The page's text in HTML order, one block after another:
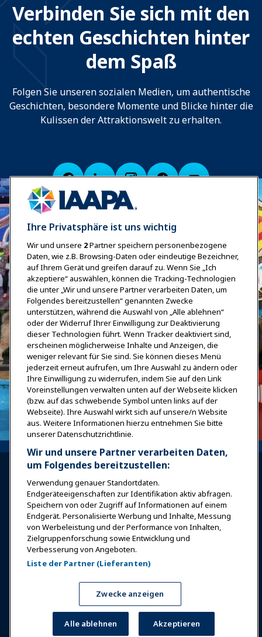
Verbinden Sie sich mit den
echten Geschichten hinter
dem Spaß
Folgen Sie unseren sozialen Medien, um authentische
Geschichten, besondere Momente und Blicke hinter die
Kulissen der Attraktionswelt zu erhalten.
Anmelden Jetzt beitreten
Auszeichnungen Karrieren
Kontakt
Expos & Veranstaltungen
News & Funwelt
Ihre Privatsphäre ist uns wichtig
Wir und unsere 2Partner speichern personenbezogene
Daten, wie z.B. Browsing-Daten oder eindeutige Bezeichner,
auf Ihrem Gerät und greifen darauf zu. Wenn Sie „Ich
akzeptiere“ auswählen, können die Tracking-Technologien
die unter „Wir und unsere Partner verarbeiten Daten, um
Folgendes bereitzustellen“ genannten Zwecke
unterstützen, während die Auswahl von „Alle ablehnen“
oder der Widerruf Ihrer Einwilligung zur Deaktivierung
dieser Technologien führt. Wenn Tracker deaktiviert sind,
erscheinen möglicherweise Inhalte und Anzeigen, die
weniger relevant für Sie sind. Sie können dieses Menü
jederzeit erneut aufrufen, um Ihre Auswahl zu ändern oder
Ihre Einwilligung zu widerrufen, indem Sie auf den Link
Voreinstellungen verwalten unten auf der Webseite klicken
(bzw. auf das schwebende Symbol unten links auf der
Webseite). Ihre Auswahl wirkt sich auf unsere/n Website
aus. Weitere Informationen hierzu entnehmen Sie bitte
unserer Datenschutzrichtlinie.
Wir und unsere Partner verarbeiten Daten,
um Folgendes bereitzustellen:
Verwendung genauer Standortdaten.
Endgeräteeigenschaften zur Identifikation aktiv abfragen.
Speichern von oder Zugriff auf Informationen auf einem
Endgerät. Personalisierte Werbung und Inhalte, Messung
von Werbeleistung und der Performance von Inhalten,
Zielgruppenforschung sowie Entwicklung und
Verbesserung von Angeboten.
Liste der Partner (Lieferanten)
Zwecke anzeigen
Alle ablehnen Akzeptieren